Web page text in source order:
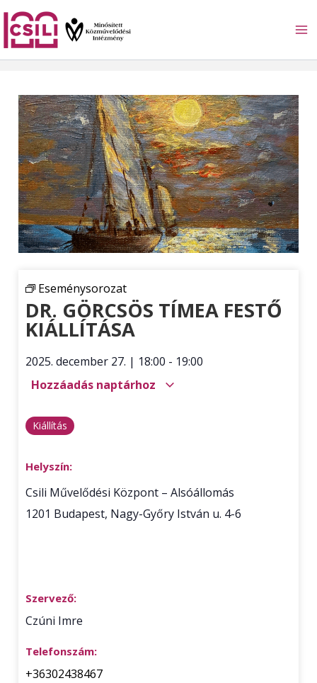
Skip
to
content
Eseménysorozat
DR. GÖRCSÖS TÍMEA FESTŐ
KIÁLLÍTÁSA
2025. december 27. | 18:00 - 19:00
Hozzáadás naptárhoz
Kiállítás
Helyszín:
Csili Művelődési Központ – Alsóállomás
1201 Budapest, Nagy-Győry István u. 4-6
Szervező:
Czúni Imre
Telefonszám:
+36302438467